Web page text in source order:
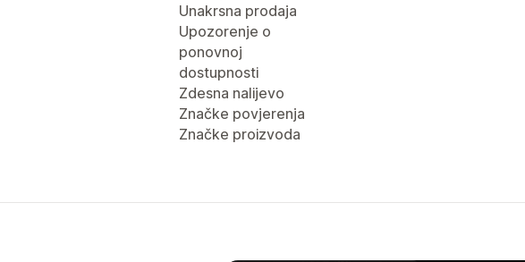
Unakrsna prodaja
Upozorenje o
ponovnoj
dostupnosti
Zdesna nalijevo
Značke povjerenja
Značke proizvoda